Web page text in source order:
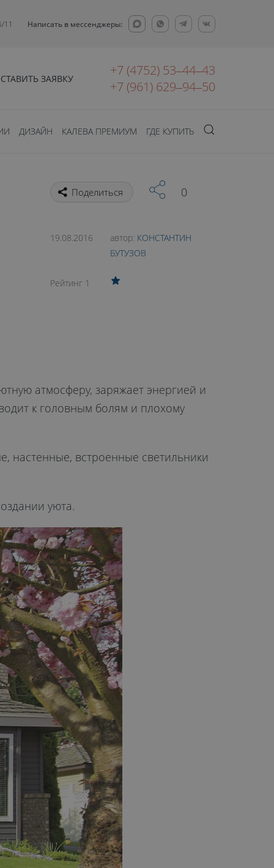
11 Написать в мессенджеры:
ЗАЯВКУ
+7 (4752) 53‒44‒43
+7 (961) 629‒94‒50
ДИЗАЙН КАЛЕВА ПРЕМИУМ ГДЕ КУПИТЬ
Поделиться 0
19.08.2016 автор: КОНСТАНТИН
БУТУЗОВ
Рейтинг 1
атмосферу, заряжает энергией и
к головным болям и плохому
настенные, встроенные светильники
уюта.